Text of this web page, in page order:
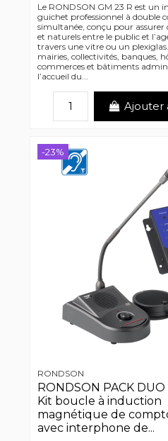
Le RONDSON GM 23 R est un
guichet professionnel à double
simultanée, conçu pour assurer
et naturels entre le public et
travers une vitre ou un
mairies, collectivités, banques,
commerces et bâtiments
l’accueil du...
Ajouter
-23%
RONDSON
RONDSON PACK DUO
Kit boucle à induction
magnétique de
avec interphone de...